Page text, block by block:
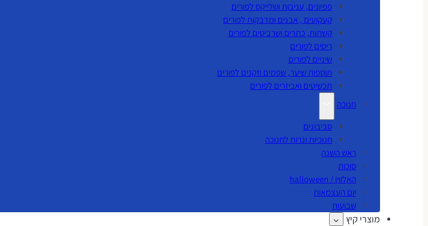
פפיונים, עניבות ושלייקס לפורים
קעקועים , אבנים ומדבקות לפורים
קשתות, כתרים ושרביטים לפורים
ריסים לפורים
שיניים לפורים
תוספות שיער, שפמים וזקנים לפורים
תכשיטים ואביזרים לפורים
חנוכה
סביבונים
חנוכיות ונרות לחנוכה
ראש השנה
סוכות
האלווין / halloween
יום העצמאות
שבועות
מוצרי קיץ